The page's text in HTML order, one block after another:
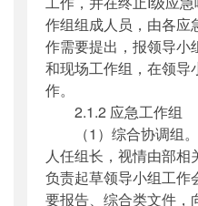
作组组成人员，由各应
作需要提出，报领导小
和现场工作组，在领导
作。
2.1.2 应急工作组
（1）综合协调组。
人任组长，视情由部相
负责起草领导小组工作
要报告、综合类文件，